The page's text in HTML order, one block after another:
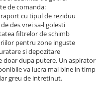
de comanda:
cu tipul de reziduu
des vrei sa-l golesti
filtrelor de schimb
pentru zone inguste
si depozitare
doar dupa putere. Un aspirator
va lucra mai bine in timp
greu de intretinut.